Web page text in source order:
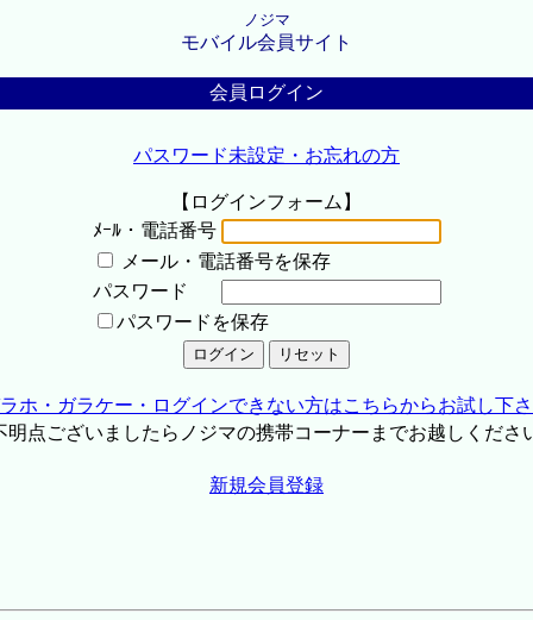
ノジマ
モバイル会員サイト
会員ログイン
パスワード未設定・お忘れの方
【ログインフォーム】
ﾒｰﾙ・電話番号
メール・電話番号を保存
パスワード
パスワードを保存
ホ・ガラケー・ログインできない方はこちらからお試し下
点ございましたらノジマの携帯コーナーまでお越しくださ
新規会員登録